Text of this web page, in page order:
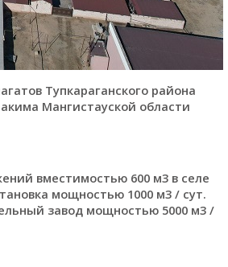
Тупкараганского района
Мангистауской области
вместимостью 600 м3 в селе
мощностью 1000 м3 / сут.
завод мощностью 5000 м3 /